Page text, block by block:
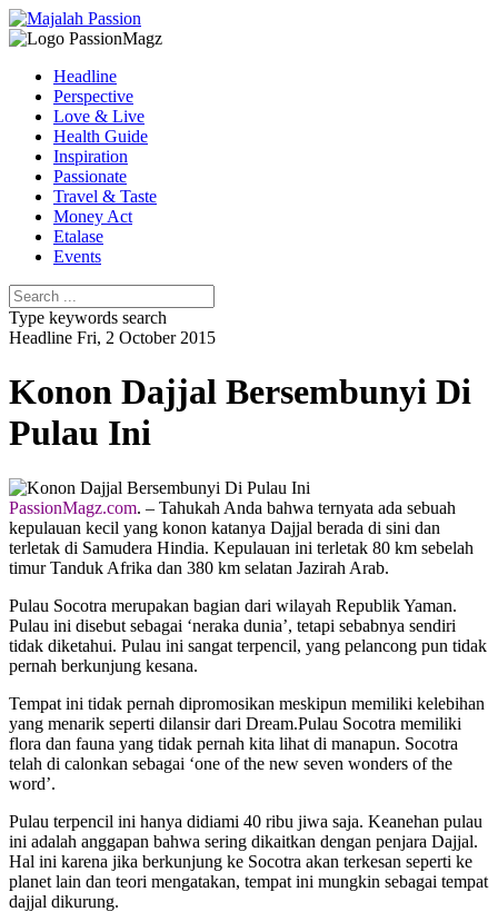
Headline
Perspective
Love & Live
Health Guide
Inspiration
Passionate
Travel & Taste
Money Act
Etalase
Events
Type keywords search
Headline Fri, 2 October 2015
Konon Dajjal Bersembunyi Di
Pulau Ini
PassionMagz.com. – Tahukah Anda bahwa ternyata ada sebuah
kepulauan kecil yang konon katanya Dajjal berada di sini dan
terletak di Samudera Hindia. Kepulauan ini terletak 80 km sebelah
timur Tanduk Afrika dan 380 km selatan Jazirah Arab.
Pulau Socotra merupakan bagian dari wilayah Republik Yaman.
Pulau ini disebut sebagai ‘neraka dunia’, tetapi sebabnya sendiri
tidak diketahui. Pulau ini sangat terpencil, yang pelancong pun tidak
pernah berkunjung kesana.
Tempat ini tidak pernah dipromosikan meskipun memiliki kelebihan
yang menarik seperti dilansir dari Dream.Pulau Socotra memiliki
flora dan fauna yang tidak pernah kita lihat di manapun. Socotra
telah di calonkan sebagai ‘one of the new seven wonders of the
word’.
Pulau terpencil ini hanya didiami 40 ribu jiwa saja. Keanehan pulau
ini adalah anggapan bahwa sering dikaitkan dengan penjara Dajjal.
Hal ini karena jika berkunjung ke Socotra akan terkesan seperti ke
planet lain dan teori mengatakan, tempat ini mungkin sebagai tempat
dajjal dikurung.